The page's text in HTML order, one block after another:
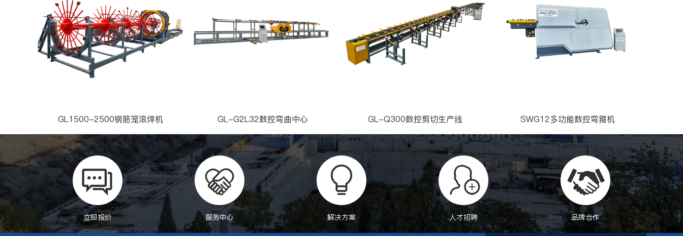
GL1500-2500钢筋笼滚焊机 GL-G2L32数控弯曲中心 GL-Q300数控剪切生产线 SWG12多功能数控弯箍机
立即报价 服务中心 解决方案 人才招聘 品牌合作